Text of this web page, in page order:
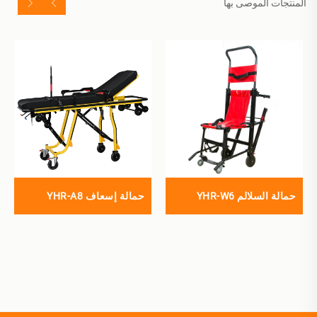
المنتجات الموصى بها
حمالة السلالم YHR-W6 حمالة إسعاف YHR-A8